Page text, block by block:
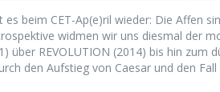
es beim CET-Ap(e)ril wieder: Die Affen
widmen wir uns diesmal der
über REVOLUTION (2014) bis hin zum
den Aufstieg von Caesar und den